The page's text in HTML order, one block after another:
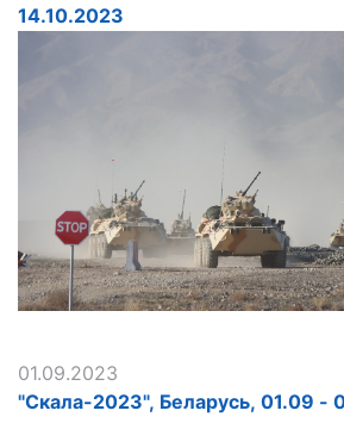
14.10.2023
01.09.2023
"Скала-2023", Беларусь, 01.09 -